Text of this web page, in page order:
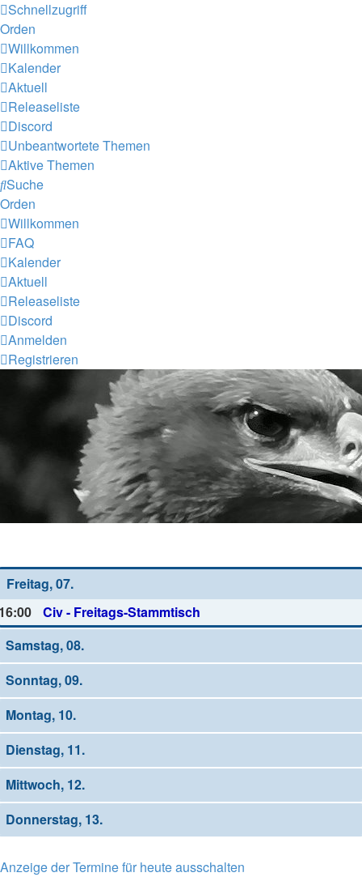
Schnellzugriff
Orden
Willkommen
Kalender
Aktuell
Releaseliste
Discord
Unbeantwortete Themen
Aktive Themen
Suche
Orden
Willkommen
FAQ
Kalender
Aktuell
Releaseliste
Discord
Anmelden
Registrieren
Freitag, 07.
Civ - Freitags-Stammtisch
Samstag, 08.
Sonntag, 09.
Montag, 10.
Dienstag, 11.
Mittwoch, 12.
Donnerstag, 13.
Anzeige der Termine für heute ausschalten